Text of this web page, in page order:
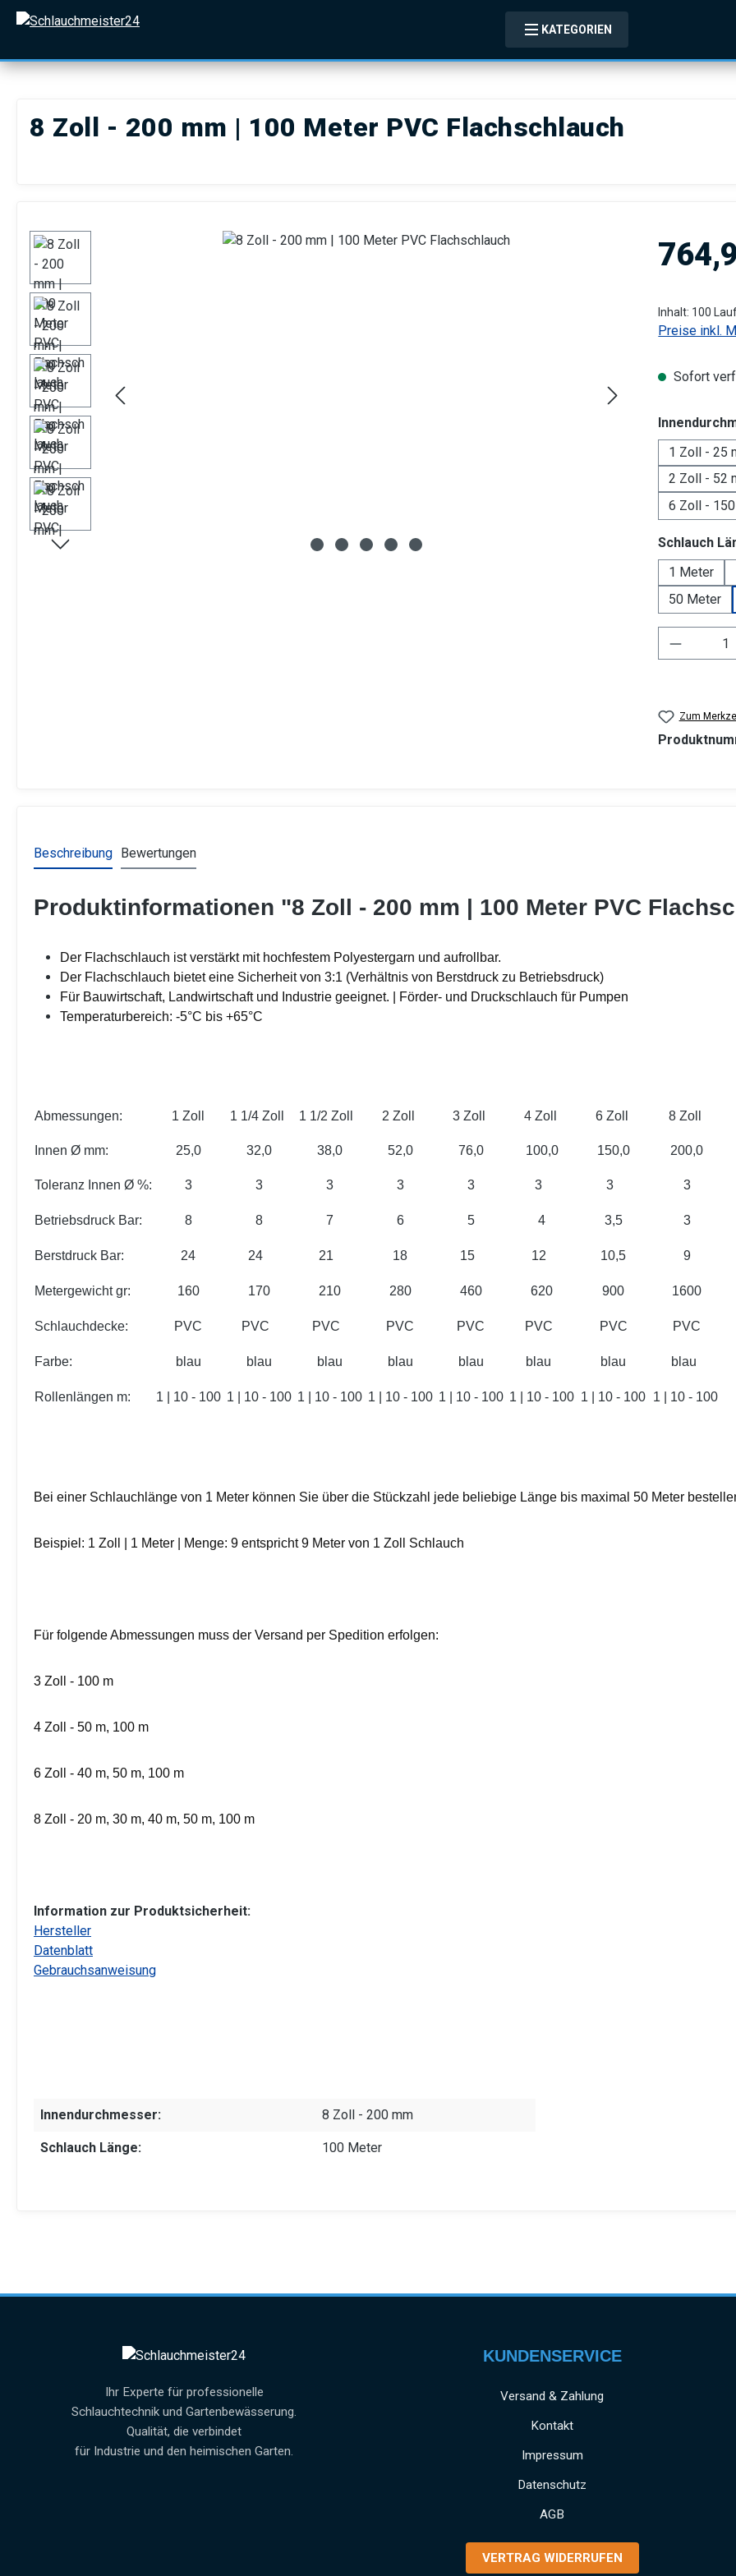
Hauptinhalt springen
Zur Suche springen
Zur Hauptnavigation springen
KATEGORIEN
8 Zoll - 200 mm | 100 Meter PVC Flachschlauch
Regulärer
Inhalt: 100
Preise inkl.
Sofort
1 Zoll - 25
2 Zoll - 52
6 Zoll -
Schlauch
1 Meter
50 Meter
Zum
Beschreibung Bewertungen
Produktinformationen "8 Zoll - 200 mm | 100 Meter PVC
Der Flachschlauch ist verstärkt mit hochfestem Polyestergarn und aufrollbar.
Der Flachschlauch bietet eine Sicherheit von 3:1 (Verhältnis von Berstdruck zu Betriebsdruck)
Für Bauwirtschaft, Landwirtschaft und Industrie geeignet. | Förder- und Druckschlauch für Pumpen
Temperaturbereich: -5°C bis +65°C
Abmessungen: 1 Zoll 1 1/4 Zoll 1 1/2 Zoll 2 Zoll 3 Zoll 4 Zoll 6 Zoll 8 Zoll
Innen Ø mm: 25,0 32,0 38,0 52,0 76,0 100,0 150,0 200,0
Toleranz Innen Ø %: 3 3 3 3 3 3 3 3
Betriebsdruck Bar: 8 8 7 6 5 4 3,5 3
Berstdruck Bar: 24 24 21 18 15 12 10,5 9
Metergewicht gr: 160 170 210 280 460 620 900 1600
Schlauchdecke: PVC PVC PVC PVC PVC PVC PVC PVC
Farbe: blau blau blau blau blau blau blau blau
Rollenlängen m: 1 | 10 - 100 1 | 10 - 100 1 | 10 - 100 1 | 10 - 100 1 | 10 - 100 1 | 10 - 100 1 | 10 - 100 1 | 10 - 100
Bei einer Schlauchlänge von 1 Meter können Sie über die Stückzahl jede beliebige Länge bis maximal 50 Meter
Beispiel: 1 Zoll | 1 Meter | Menge: 9 entspricht 9 Meter von 1 Zoll Schlauch
Für folgende Abmessungen muss der Versand per Spedition erfolgen:
3 Zoll - 100 m
4 Zoll - 50 m, 100 m
6 Zoll - 40 m, 50 m, 100 m
8 Zoll - 20 m, 30 m, 40 m, 50 m, 100 m
Information zur Produktsicherheit:
Hersteller
Datenblatt
Gebrauchsanweisung
Innendurchmesser: 8 Zoll - 200 mm
Schlauch Länge: 100 Meter
Ihr Experte für professionelle
Schlauchtechnik und Gartenbewässerung.
Qualität, die verbindet
für Industrie und den heimischen Garten.
KUNDENSERVICE
Versand & Zahlung
Kontakt
Impressum
Datenschutz
AGB
VERTRAG WIDERRUFEN